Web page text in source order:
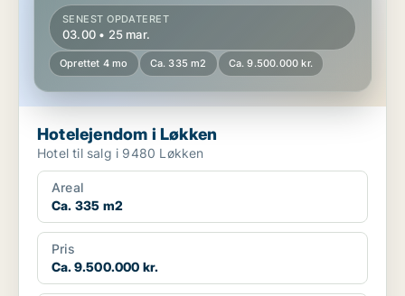
SENEST OPDATERET
03.00 • 25 mar.
Oprettet 4 mo Ca. 335 m2 Ca. 9.500.000 kr.
Hotelejendom i Løkken
Hotel til salg i 9480 Løkken
Areal
Ca. 335 m2
Pris
Ca. 9.500.000 kr.